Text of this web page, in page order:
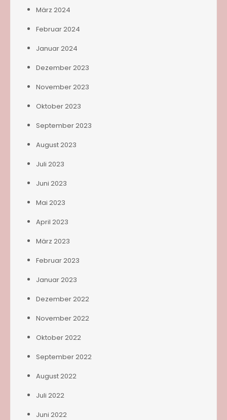
März 2024
Februar 2024
Januar 2024
Dezember 2023
November 2023
Oktober 2023
September 2023
August 2023
Juli 2023
Juni 2023
Mai 2023
April 2023
März 2023
Februar 2023
Januar 2023
Dezember 2022
November 2022
Oktober 2022
September 2022
August 2022
Juli 2022
Juni 2022